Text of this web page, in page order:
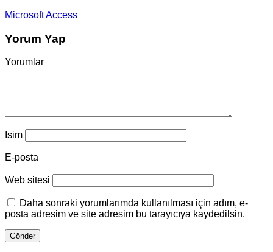
Microsoft Access
Yorum Yap
Yorumlar
Isim
E-posta
Web sitesi
Daha sonraki yorumlarımda kullanılması için adım, e-
posta adresim ve site adresim bu tarayıcıya kaydedilsin.